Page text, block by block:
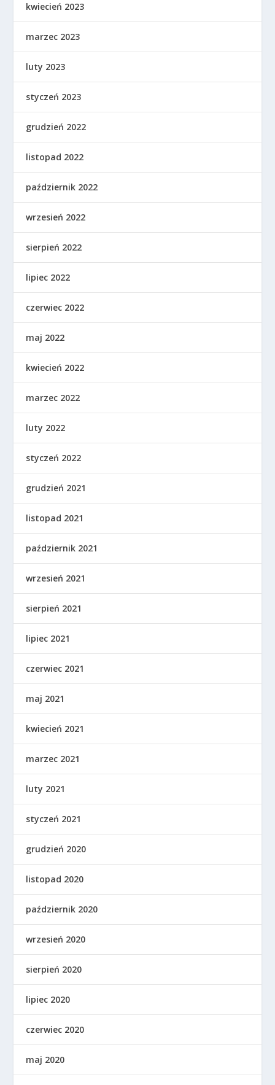
kwiecień 2023
marzec 2023
luty 2023
styczeń 2023
grudzień 2022
listopad 2022
październik 2022
wrzesień 2022
sierpień 2022
lipiec 2022
czerwiec 2022
maj 2022
kwiecień 2022
marzec 2022
luty 2022
styczeń 2022
grudzień 2021
listopad 2021
październik 2021
wrzesień 2021
sierpień 2021
lipiec 2021
czerwiec 2021
maj 2021
kwiecień 2021
marzec 2021
luty 2021
styczeń 2021
grudzień 2020
listopad 2020
październik 2020
wrzesień 2020
sierpień 2020
lipiec 2020
czerwiec 2020
maj 2020